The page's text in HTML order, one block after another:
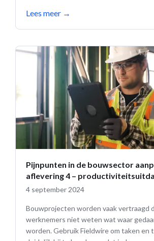
Lees meer →
Pijnpunten in de bouwsector
aflevering 4 –
4 september 2024
Bouwprojecten worden vaak vertraagd
werknemers niet weten wat waar
worden. Gebruik Fieldwire om taken en